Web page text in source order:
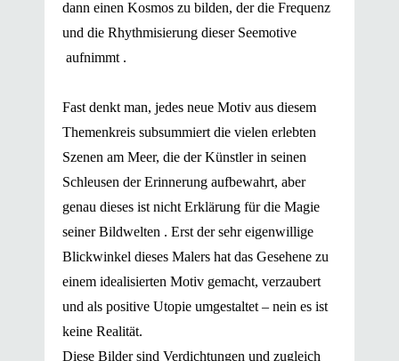
dann einen Kosmos zu bilden, der die Frequenz
und die Rhythmisierung dieser Seemotive
aufnimmt .
Fast denkt man, jedes neue Motiv aus diesem
Themenkreis subsummiert die vielen erlebten
Szenen am Meer, die der Künstler in seinen
Schleusen der Erinnerung aufbewahrt, aber
genau dieses ist nicht Erklärung für die Magie
seiner Bildwelten . Erst der sehr eigenwillige
Blickwinkel dieses Malers hat das Gesehene zu
einem idealisierten Motiv gemacht, verzaubert
und als positive Utopie umgestaltet – nein es ist
keine Realität.
Diese Bilder sind Verdichtungen und zugleich